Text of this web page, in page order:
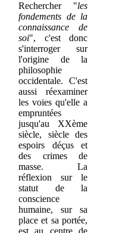
Rechercher "les
fondements de la
connaissance de
soi", c'est donc
s'interroger sur
l'origine de la
philosophie
occidentale. C'est
aussi réexaminer
les voies qu'elle a
empruntées
jusqu'au XXème
siècle, siècle des
espoirs déçus et
des crimes de
masse. La
réflexion sur le
statut de la
conscience
humaine, sur sa
place et sa portée,
est au centre de